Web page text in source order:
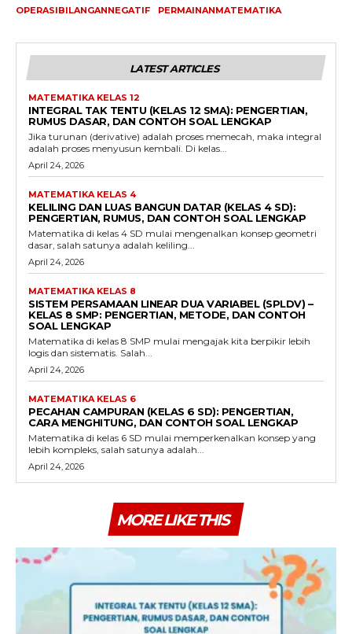
OPERASIBILANGANNEGATIF PERMAINANMATEMATIKA
LATEST ARTICLES
MATEMATIKA KELAS 12
INTEGRAL TAK TENTU (KELAS 12 SMA): PENGERTIAN,
RUMUS DASAR, DAN CONTOH SOAL LENGKAP
Jika turunan (derivative) adalah proses memecah, maka integral
adalah proses menyusun kembali. Di kelas...
April 24, 2026
MATEMATIKA KELAS 4
KELILING DAN LUAS BANGUN DATAR (KELAS 4 SD):
PENGERTIAN, RUMUS, DAN CONTOH SOAL LENGKAP
Matematika di kelas 4 SD mulai mengenalkan konsep geometri
dasar, salah satunya adalah keliling...
April 24, 2026
MATEMATIKA KELAS 8
SISTEM PERSAMAAN LINEAR DUA VARIABEL (SPLDV) –
KELAS 8 SMP: PENGERTIAN, METODE, DAN CONTOH
SOAL LENGKAP
Matematika di kelas 8 SMP mulai mengajak kita berpikir lebih
logis dan sistematis. Salah...
April 24, 2026
MATEMATIKA KELAS 6
PECAHAN CAMPURAN (KELAS 6 SD): PENGERTIAN,
CARA MENGHITUNG, DAN CONTOH SOAL LENGKAP
Matematika di kelas 6 SD mulai memperkenalkan konsep yang
lebih kompleks, salah satunya adalah...
April 24, 2026
MORE LIKE THIS